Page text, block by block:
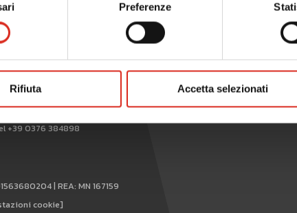
Preferenze
Rifiuta Accetta selezionati
WHISTLEBLOWING
+39 0376 384898
| REA: MN 167159
cookie]